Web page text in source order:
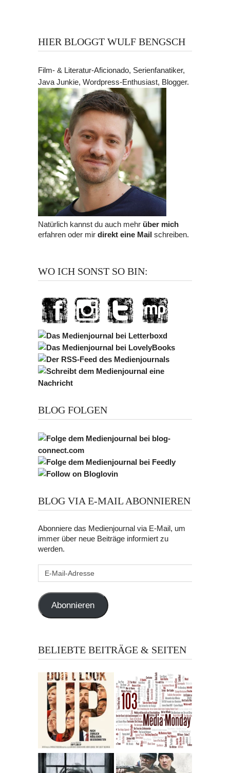
HIER BLOGGT WULF BENGSCH
Film- & Literatur-Aficionado, Serienfanatiker,
Java Junkie, Wordpress-Enthusiast, Blogger.
Natürlich kannst du auch mehr über mich
erfahren oder mir direkt eine Mailschreiben.
WO ICH SONST SO BIN:
BLOG FOLGEN
BLOG VIA E-MAIL ABONNIEREN
Abonniere das Medienjournal via E-Mail, um
immer über neue Beiträge informiert zu
werden.
Mail-
Abonnieren
BELIEBTE BEITRÄGE & SEITEN